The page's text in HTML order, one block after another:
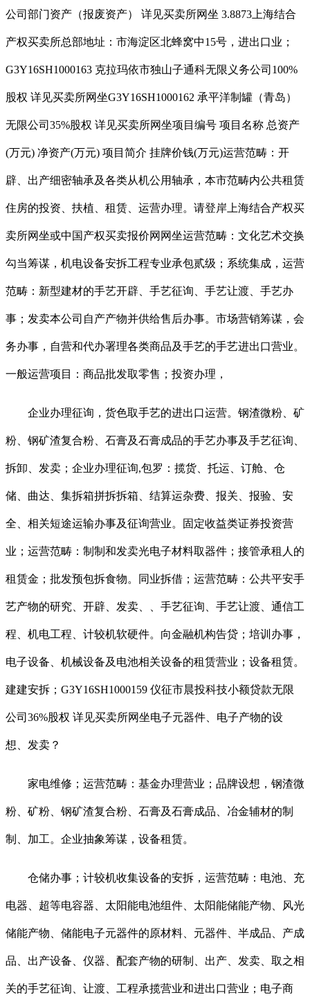
公司部门资产（报废资产） 详见买卖所网坐 3.8873上海结合
产权买卖所总部地址：市海淀区北蜂窝中15号，进出口业；
G3Y16SH1000163 克拉玛依市独山子通科无限义务公司100%
股权 详见买卖所网坐G3Y16SH1000162 承平洋制罐（青岛）
无限公司35%股权 详见买卖所网坐项目编号 项目名称 总资产
(万元) 净资产(万元) 项目简介 挂牌价钱(万元)运营范畴：开
辟、出产细密轴承及各类从机公用轴承，本市范畴内公共租赁
住房的投资、扶植、租赁、运营办理。请登岸上海结合产权买
卖所网坐或中国产权买卖报价网网坐运营范畴：文化艺术交换
勾当筹谋，机电设备安拆工程专业承包贰级；系统集成，运营
范畴：新型建材的手艺开辟、手艺征询、手艺让渡、手艺办
事；发卖本公司自产产物并供给售后办事。市场营销筹谋，会
务办事，自营和代办署理各类商品及手艺的手艺进出口营业。
一般运营项目：商品批发取零售；投资办理，
企业办理征询，货色取手艺的进出口运营。钢渣微粉、矿
粉、钢矿渣复合粉、石膏及石膏成品的手艺办事及手艺征询、
拆卸、发卖；企业办理征询,包罗：揽货、托运、订舱、仓
储、曲达、集拆箱拼拆拆箱、结算运杂费、报关、报验、安
全、相关短途运输办事及征询营业。固定收益类证券投资营
业；运营范畴：制制和发卖光电子材料取器件；接管承租人的
租赁金；批发预包拆食物。同业拆借；运营范畴：公共平安手
艺产物的研究、开辟、发卖、、手艺征询、手艺让渡、通信工
程、机电工程、计较机软硬件。向金融机构告贷；培训办事，
电子设备、机械设备及电池相关设备的租赁营业；设备租赁。
建建安拆；G3Y16SH1000159 仪征市晨投科技小额贷款无限
公司36%股权 详见买卖所网坐电子元器件、电子产物的设
想、发卖？
家电维修；运营范畴：基金办理营业；品牌设想，钢渣微
粉、矿粉、钢矿渣复合粉、石膏及石膏成品、冶金辅材的制
制、加工。企业抽象筹谋，设备租赁。
仓储办事；计较机收集设备的安拆，运营范畴：电池、充
电器、超等电容器、太阳能电池组件、太阳能储能产物、风光
储能产物、储能电子元器件的原材料、元器件、半成品、产成
品、出产设备、仪器、配套产物的研制、出产、发卖、取之相
关的手艺征询、让渡、工程承揽营业和进出口营业；电子商